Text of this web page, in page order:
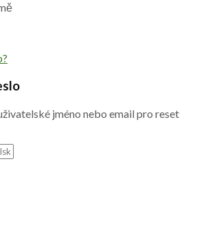
jméno nebo email pro reset